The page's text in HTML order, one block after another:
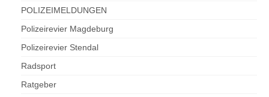
POLIZEIMELDUNGEN
Polizeirevier Magdeburg
Polizeirevier Stendal
Radsport
Ratgeber